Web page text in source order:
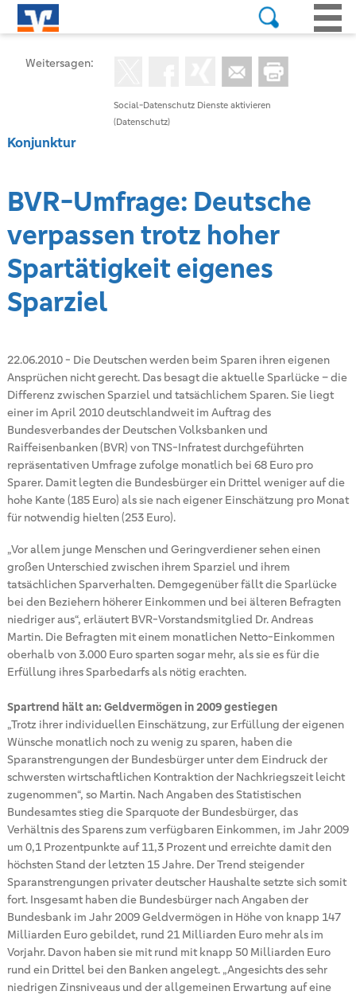
Social-Datenschutz Dienste aktivieren
(Datenschutz)
Weitersagen:
Konjunktur
BVR-Umfrage: Deutsche
verpassen trotz hoher
Spartätigkeit eigenes
Sparziel
22.06.2010- Die Deutschen werden beim Sparen ihren eigenen
Ansprüchen nicht gerecht. Das besagt die aktuelle Sparlücke – die
Differenz zwischen Sparziel und tatsächlichem Sparen. Sie liegt
einer im April 2010 deutschlandweit im Auftrag des
Bundesverbandes der Deutschen Volksbanken und
Raiffeisenbanken (BVR) von TNS-Infratest durchgeführten
repräsentativen Umfrage zufolge monatlich bei 68 Euro pro
Sparer. Damit legten die Bundesbürger ein Drittel weniger auf die
hohe Kante (185 Euro) als sie nach eigener Einschätzung pro Monat
für notwendig hielten (253 Euro).
„Vor allem junge Menschen und Geringverdiener sehen einen
großen Unterschied zwischen ihrem Sparziel und ihrem
tatsächlichen Sparverhalten. Demgegenüber fällt die Sparlücke
bei den Beziehern höherer Einkommen und bei älteren Befragten
niedriger aus“, erläutert BVR-Vorstandsmitglied Dr. Andreas
Martin. Die Befragten mit einem monatlichen Netto-Einkommen
oberhalb von 3.000 Euro sparten sogar mehr, als sie es für die
Erfüllung ihres Sparbedarfs als nötig erachten.
Spartrend hält an: Geldvermögen in 2009 gestiegen
„Trotz ihrer individuellen Einschätzung, zur Erfüllung der eigenen
Wünsche monatlich noch zu wenig zu sparen, haben die
Sparanstrengungen der Bundesbürger unter dem Eindruck der
schwersten wirtschaftlichen Kontraktion der Nachkriegszeit leicht
zugenommen“, so Martin. Nach Angaben des Statistischen
Bundesamtes stieg die Sparquote der Bundesbürger, das
Verhältnis des Sparens zum verfügbaren Einkommen, im Jahr 2009
um 0,1 Prozentpunkte auf 11,3 Prozent und erreichte damit den
höchsten Stand der letzten 15 Jahre. Der Trend steigender
Sparanstrengungen privater deutscher Haushalte setzte sich somit
fort. Insgesamt haben die Bundesbürger nach Angaben der
Bundesbank im Jahr 2009 Geldvermögen in Höhe von knapp 147
Milliarden Euro gebildet, rund 21 Milliarden Euro mehr als im
Vorjahr. Davon haben sie mit rund mit knapp 50 Milliarden Euro
rund ein Drittel bei den Banken angelegt. „Angesichts des sehr
niedrigen Zinsniveaus und der allgemeinen Erwartung auf eine